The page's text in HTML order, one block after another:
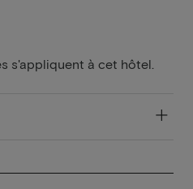
s'appliquent à cet hôtel.